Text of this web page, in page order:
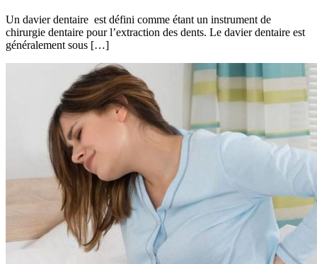
Un davier dentaire est défini comme étant un instrument de
chirurgie dentaire pour l’extraction des dents. Le davier dentaire est
généralement sous […]